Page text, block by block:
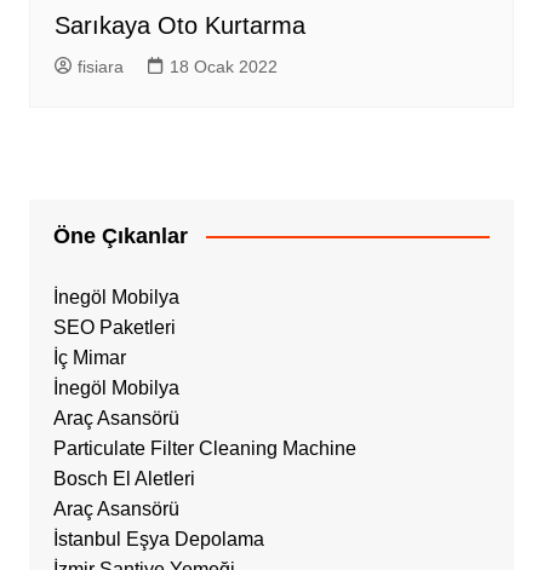
Sarıkaya Oto Kurtarma
fisiara 18 Ocak 2022
Öne Çıkanlar
İnegöl Mobilya
SEO Paketleri
İç Mimar
İnegöl Mobilya
Araç Asansörü
Particulate Filter Cleaning Machine
Bosch El Aletleri
Araç Asansörü
İstanbul Eşya Depolama